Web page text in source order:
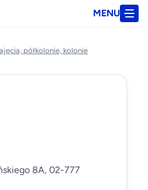
MENU
półkolonie, kolonie
8A, 02-777